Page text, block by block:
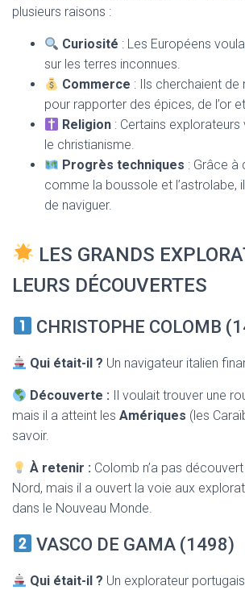
plusieurs raisons :
Curiosité : Les Européens
sur les terres inconnues.
Commerce : Ils cherchaient de
pour rapporter des épices, de l’or
Religion : Certains
le christianisme.
Progrès techniques : Grâce à
comme la boussole et l’astrolabe,
de naviguer.
LES GRANDS
LEURS DÉCOUVERTES
CHRISTOPHE COLOMB
Qui était-il ? Un navigateur italien
Découverte : Il voulait trouver une
mais il a atteint les Amériques (les
savoir.
À retenir : Colomb n’a pas découvert
Nord, mais il a ouvert la voie aux
dans le Nouveau Monde.
VASCO DE GAMA (1498)
Qui était-il ? Un explorateur